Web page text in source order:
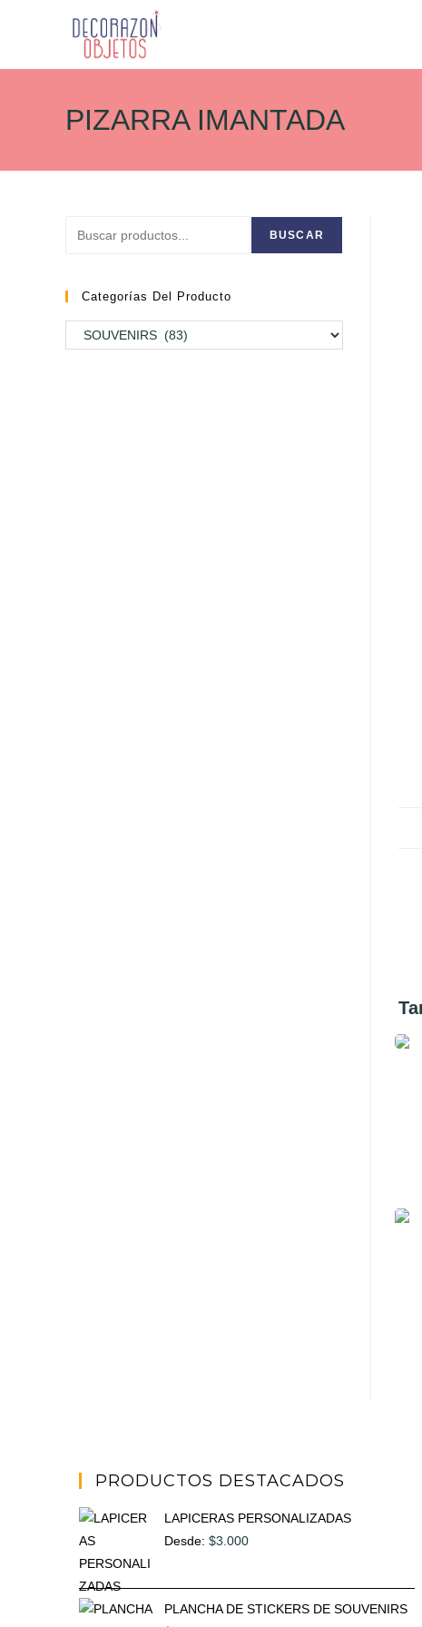
PIZARRA IMANTADA
BUSCAR
Categorías Del Producto
PRODUCTOS DESTACADOS
LAPICERAS PERSONALIZADAS
Desde: $3.000
PLANCHA DE STICKERS DE SOUVENIRS